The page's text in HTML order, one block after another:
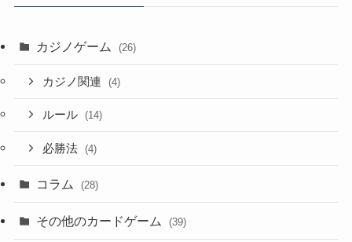
カジノゲーム (26)
カジノ関連 (4)
ルール (14)
必勝法 (4)
コラム (28)
その他のカードゲーム (39)